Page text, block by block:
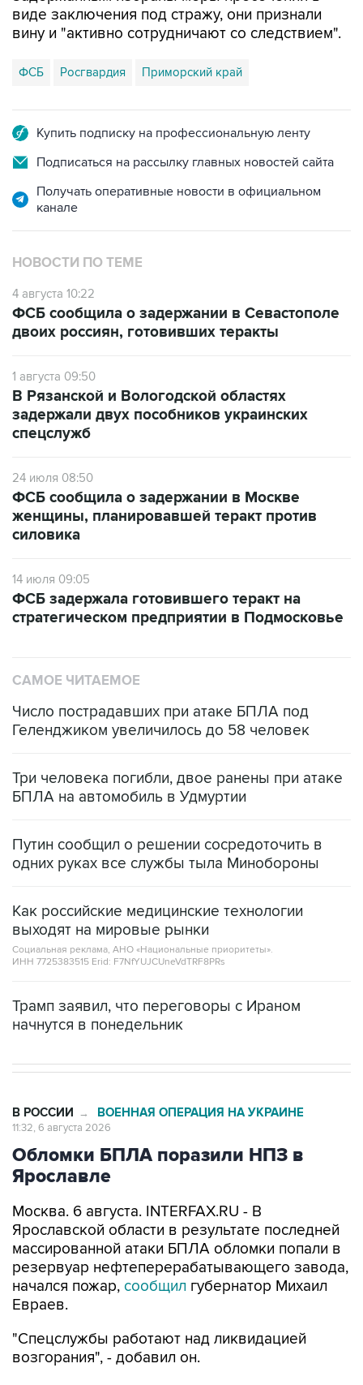
ФСБ Росгвардия Приморский край
Подписаться на рассылку главных новостей сайта
Получать оперативные новости в официальном
НОВОСТИ ПО ТЕМЕ
4 августа 10:22
двоих россиян, готовивших теракты
1 августа 09:50
задержали двух пособников украинских
спецслужб
24 июля 08:50
женщины, планировавшей теракт против
силовика
стратегическом предприятии в Подмосковье
Число пострадавших при атаке БПЛА под
Три человека погибли, двое ранены при атаке
Путин сообщил о решении сосредоточить в
Как российские медицинские технологии
Социальная реклама, АНО «Национальные приоритеты».
ИНН 7725383515 Erid: F7NfYUJCUneVdTRF8PRs
Обломки БПЛА поразили НПЗ в
Ярославле
Москва. 6 августа. INTERFAX.RU - В
массированной атаки БПЛА обломки попали в
резервуар нефтеперерабатывающего завода,
начался пожар, сообщилгубернатор Михаил
Евраев.
"Спецслужбы работают над ликвидацией
В регионе объявлен отбой беспилотной